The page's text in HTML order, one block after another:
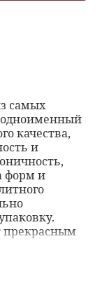
самых
одноименный
качества,
и
форм и
прекрасным